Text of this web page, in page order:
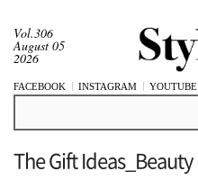
Vol.306
August 05
2026
FACEBOOK INSTAGRAM YOUTUBE
The Gift Ideas_Beauty